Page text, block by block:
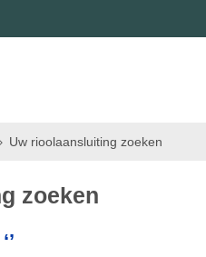
Uw rioolaansluiting zoeken
zoeken